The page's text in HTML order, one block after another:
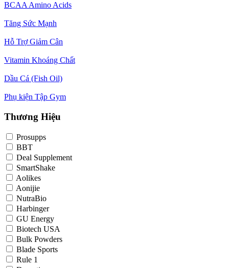
BCAA Amino Acids
Tăng Sức Mạnh
Hỗ Trợ Giảm Cân
Vitamin Khoáng Chất
Dầu Cá (Fish Oil)
Phụ kiện Tập Gym
Thương Hiệu
Prosupps
BBT
Deal Supplement
SmartShake
Aolikes
Aonijie
NutraBio
Harbinger
GU Energy
Biotech USA
Bulk Powders
Blade Sports
Rule 1